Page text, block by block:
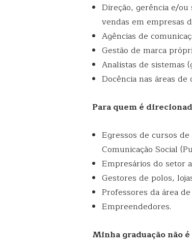
Direção, gerência e/
vendas em empresas
Agências de
Gestão de marca
Analistas de sistemas
Docência nas áreas de
Para quem é
Egressos de cursos
Comunicação Social
Empresários do setor
Gestores de polos,
Professores da área
Empreendedores.
Minha graduação não